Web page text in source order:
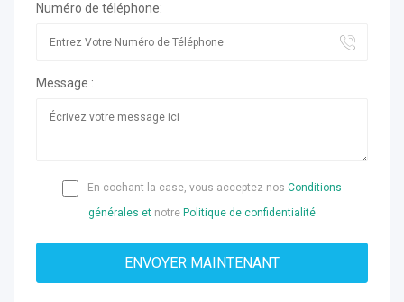
Numéro de téléphone:
Message :
En cochant la case, vous acceptez nos Conditions
générales et notre Politique de confidentialité